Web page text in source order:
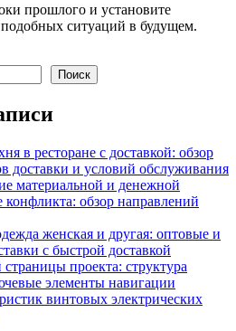
прошлого и установите
ситуаций в будущем.
Поиск
в ресторане с доставкой: обзор
доставки и условий обслуживания
материальной и денежной
обзор направлений
женская и другая: оптовые и
с быстрой доставкой
проекта: структура
элементы навигации
винтовых электрических